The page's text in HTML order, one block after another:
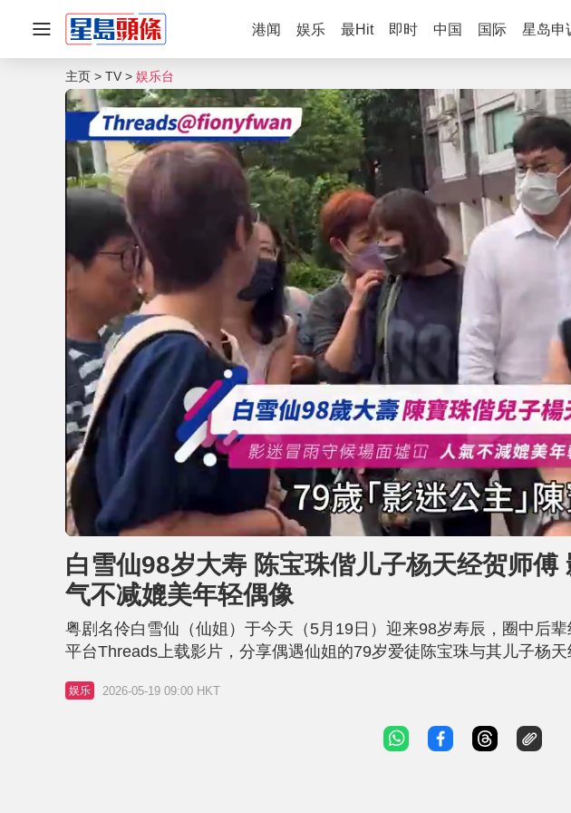
港闻 娱乐 最Hit 即时 中国 国际 星岛申
主页 TV 娱乐台
U
n
u
t
o
e
d
:
9
%
白雪仙98岁大寿 陈宝珠偕儿子杨天经贺师傅
气不减媲美年轻偶像
粤剧名伶白雪仙（仙姐）于今天（5月19日）迎来98岁寿辰，圈中后
平台Threads上载影片，分享偶遇仙姐的79岁爱徒陈宝珠与其儿子杨
现身，准备前往为仙姐贺寿，现场早已有大批影迷冒雨守候，场面热
与影迷亲切交流如老朋友 影片中，陈宝珠甫现身，一众资深影迷便蜂
娱乐 2026-05-19 09:00 HKT